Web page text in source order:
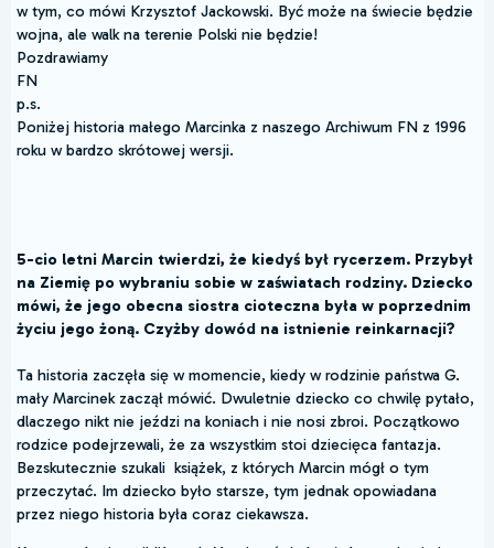
w tym, co mówi Krzysztof Jackowski. Być może na świecie będzie
wojna, ale walk na terenie Polski nie będzie!
Pozdrawiamy
FN
p.s.
Poniżej historia małego Marcinka z naszego Archiwum FN z 1996
roku w bardzo skrótowej wersji.
5-cio letni Marcin twierdzi, że kiedyś był rycerzem. Przybył
na Ziemię po wybraniu sobie w zaświatach rodziny. Dziecko
mówi, że jego obecna siostra cioteczna była w poprzednim
życiu jego żoną. Czyżby dowód na istnienie reinkarnacji?
Ta historia zaczęła się w momencie, kiedy w rodzinie państwa G.
mały Marcinek zaczął mówić. Dwuletnie dziecko co chwilę pytało,
dlaczego nikt nie jeździ na koniach i nie nosi zbroi. Początkowo
rodzice podejrzewali, że za wszystkim stoi dziecięca fantazja.
Bezskutecznie szukali książek, z których Marcin mógł o tym
przeczytać. Im dziecko było starsze, tym jednak opowiadana
przez niego historia była coraz ciekawsza.